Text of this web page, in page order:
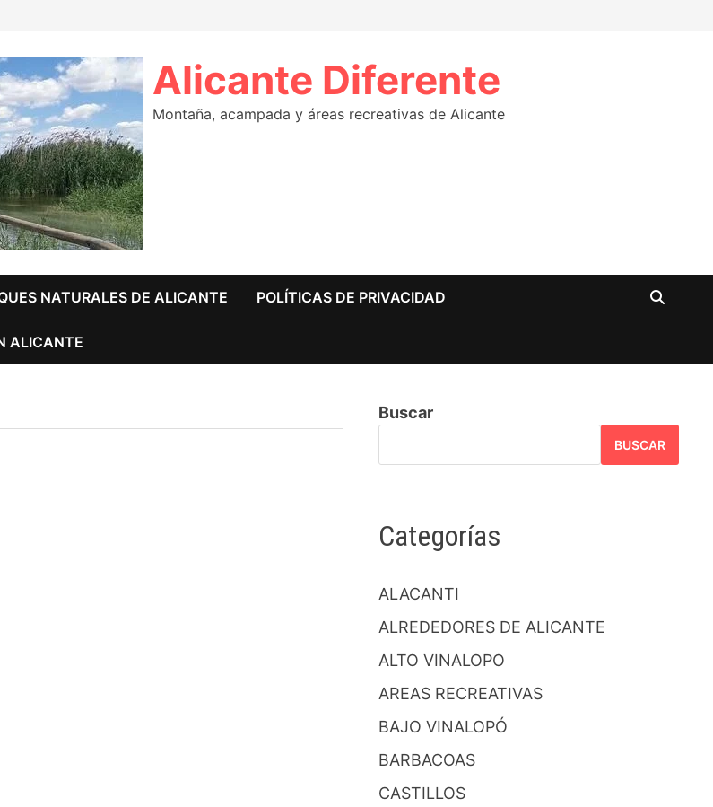
Alicante Diferente
Montaña, acampada y áreas recreativas de Alicante
NATURALES DE ALICANTE POLÍTICAS DE PRIVACIDAD
ALICANTE
Buscar
BUSCAR
Categorías
ALACANTI
ALREDEDORES DE ALICANTE
ALTO VINALOPO
AREAS RECREATIVAS
BAJO VINALOPÓ
BARBACOAS
CASTILLOS